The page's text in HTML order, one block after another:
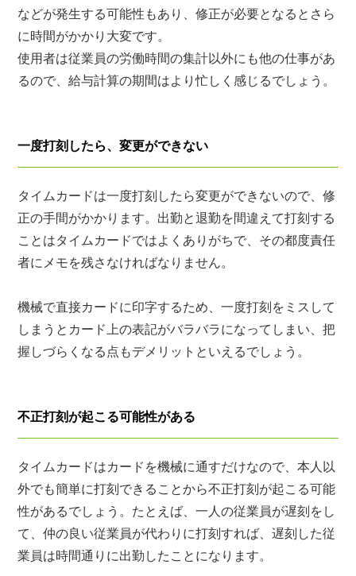
などが発生する可能性もあり、修正が必要となるとさら
に時間がかかり大変です。
使用者は従業員の労働時間の集計以外にも他の仕事があ
るので、給与計算の期間はより忙しく感じるでしょう。
一度打刻したら、変更ができない
タイムカードは一度打刻したら変更ができないので、修
正の手間がかかります。出勤と退勤を間違えて打刻する
ことはタイムカードではよくありがちで、その都度責任
者にメモを残さなければなりません。
機械で直接カードに印字するため、一度打刻をミスして
しまうとカード上の表記がバラバラになってしまい、把
握しづらくなる点もデメリットといえるでしょう。
不正打刻が起こる可能性がある
タイムカードはカードを機械に通すだけなので、本人以
外でも簡単に打刻できることから不正打刻が起こる可能
性があるでしょう。たとえば、一人の従業員が遅刻をし
て、仲の良い従業員が代わりに打刻すれば、遅刻した従
業員は時間通りに出勤したことになります。